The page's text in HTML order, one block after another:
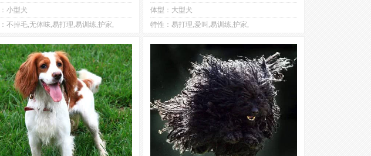
小型犬
不掉毛,无体味,易打理,易训练,护家,
2
2 2
体型：大型犬
特性：易打理,爱叫,易训练,护家,
3
1